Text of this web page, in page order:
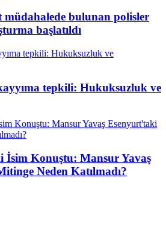
müdahalede bulunan polisler
başlatıldı
tepkili: Hukuksuzluk ve
İsim Konuştu: Mansur Yavaş
Neden Katılmadı?